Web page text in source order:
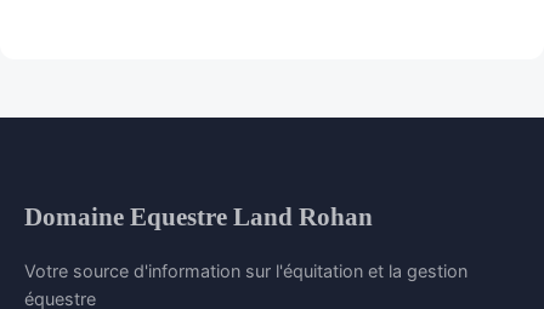
Domaine Equestre Land Rohan
Votre source d'information sur l'équitation et la gestion
équestre